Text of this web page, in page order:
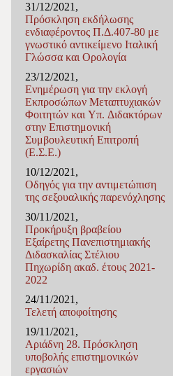
31/12/2021,
Πρόσκληση εκδήλωσης
ενδιαφέροντος Π.Δ.407-80 με
γνωστικό αντικείμενο Ιταλική
Γλώσσα και Ορολογία
23/12/2021,
Ενημέρωση για την εκλογή
Εκπροσώπων Μεταπτυχιακών
Φοιτητών και Υπ. Διδακτόρων
στην Επιστημονική
Συμβουλευτική Επιτροπή
(Ε.Σ.Ε.)
10/12/2021,
Οδηγός για την αντιμετώπιση
της σεξουαλικής παρενόχλησης
30/11/2021,
Προκήρυξη βραβείου
Εξαίρετης Πανεπιστημιακής
Διδασκαλίας Στέλιου
Πηχωρίδη ακαδ. έτους 2021-
2022
24/11/2021,
Τελετή αποφοίτησης
19/11/2021,
Αριάδνη 28. Πρόσκληση
υποβολής επιστημονικών
εργασιών